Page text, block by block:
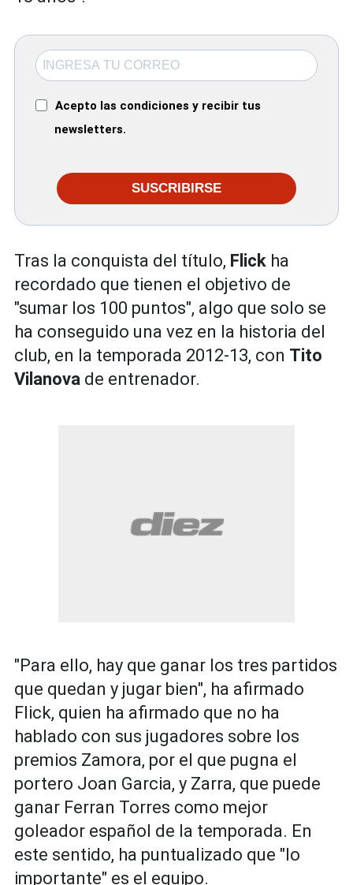
Acepto las condiciones y recibir tus
newsletters.
SUSCRIBIRSE
Tras la conquista del título, Flick ha
recordado que tienen el objetivo de
"sumar los 100 puntos", algo que solo se
ha conseguido una vez en la historia del
club, en la temporada 2012-13, con Tito
Vilanova de entrenador.
"Para ello, hay que ganar los tres partidos
que quedan y jugar bien", ha afirmado
Flick, quien ha afirmado que no ha
hablado con sus jugadores sobre los
premios Zamora, por el que pugna el
portero Joan Garcia, y Zarra, que puede
ganar Ferran Torres como mejor
goleador español de la temporada. En
este sentido, ha puntualizado que "lo
importante" es el equipo.